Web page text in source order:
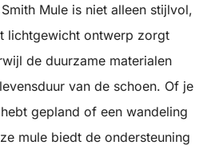
Mule is niet alleen stijlvol,
lichtgewicht ontwerp zorgt
de duurzame materialen
van de schoen. Of je
gepland of een wandeling
mule biedt de ondersteuning